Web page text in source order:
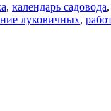
, календарь садовода,
луковичных,